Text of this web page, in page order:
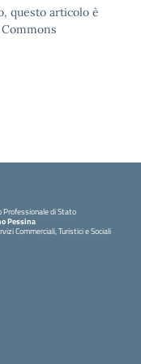
questo articolo è
di Stato
Pessina
Commerciali, Turistici e Sociali
pagina iniziale della scuola